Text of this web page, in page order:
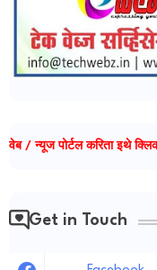
वेब / न्यूज पोर्टल करिता इथे
Get in Touch